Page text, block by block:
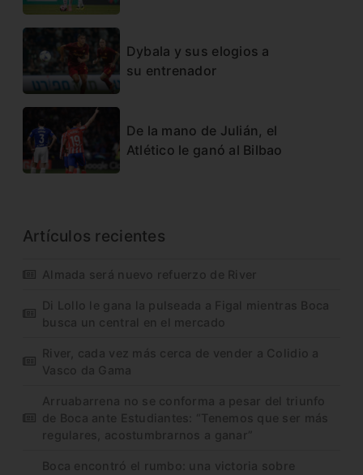
Dybala y sus elogios a
su entrenador
De la mano de Julián, el
Atlético le ganó al Bilbao
Artículos recientes
Almada será nuevo refuerzo de River
Di Lollo le gana la pulseada a Figal mientras Boca
busca un central en el mercado
River, cada vez más cerca de vender a Colidio a
Vasco da Gama
Arruabarrena no se conforma a pesar del triunfo
de Boca ante Estudiantes: “Tenemos que ser más
regulares, acostumbrarnos a ganar”
Boca encontró el rumbo: una victoria sobre